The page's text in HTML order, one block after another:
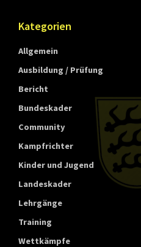
Kategorien
Allgemein
Ausbildung / Prüfung
Bericht
Bundeskader
Community
Kampfrichter
Kinder und Jugend
Landeskader
Lehrgänge
Training
Wettkämpfe